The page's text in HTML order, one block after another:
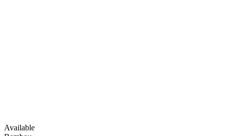
Available